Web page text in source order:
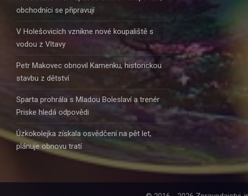
obchodníci se připravují
V Holešovicích vznikne nové koupaliště s
vodou z Vltavy
Petr Makovec obnovil Kamenku, historickou
stavbu z dětství
Sparta prohrála s Mladou Boleslaví a trenér
Priske hledá odpovědi
Úzkokolejka získala osvědčení na pět let,
plánuje obnovu tratí